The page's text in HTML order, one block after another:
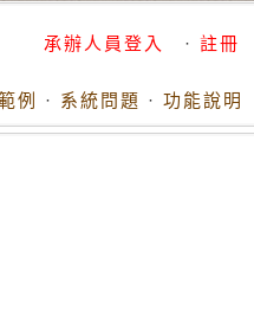
承辦人員登入 · 註冊
例 · 系統問題 · 功能說明